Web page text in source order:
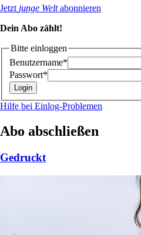
Jetzt junge Weltabonnieren
Dein Abo zählt!
Bitte einloggen
Benutzername*
Passwort*
Hilfe bei Einlog-Problemen
Abo abschließen
Gedruckt